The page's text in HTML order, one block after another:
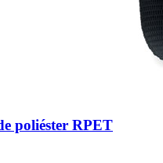
poliéster RPET